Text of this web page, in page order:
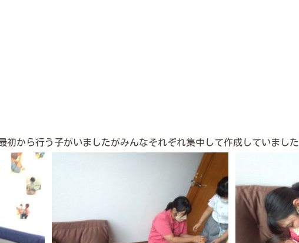
初から行う子がいましたがみんなそれぞれ集中して作成していました